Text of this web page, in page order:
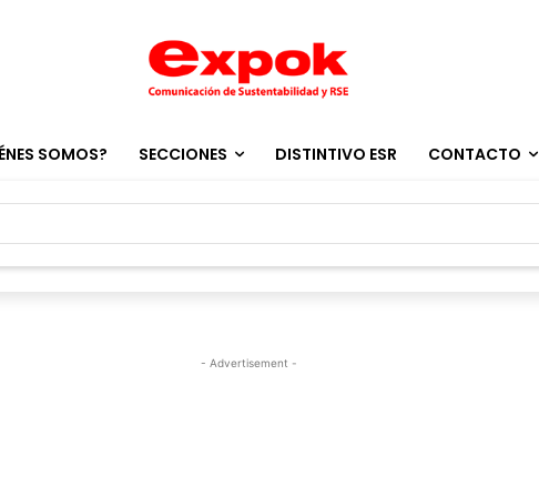
SOMOS? SECCIONES DISTINTIVO ESR CONTACTO
- Advertisement -